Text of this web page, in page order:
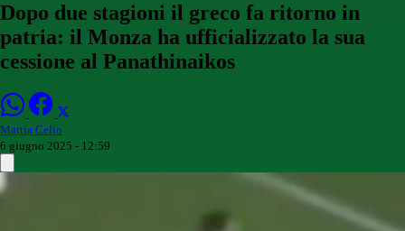
Dopo due stagioni il greco fa ritorno in
patria: il Monza ha ufficializzato la sua
cessione al Panathinaikos
Mattia Celio
6 giugno 2025 - 12:59